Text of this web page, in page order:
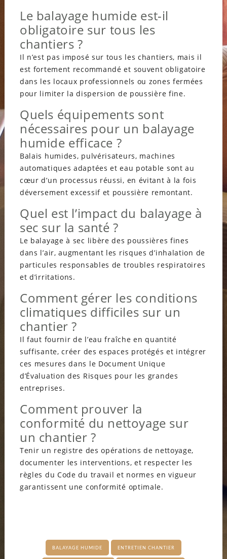
Le balayage humide est-il
obligatoire sur tous les
chantiers ?
Il n’est pas imposé sur tous les chantiers, mais il
est fortement recommandé et souvent obligatoire
dans les locaux professionnels ou zones fermées
pour limiter la dispersion de poussière fine.
Quels équipements sont
nécessaires pour un balayage
humide efficace ?
Balais humides, pulvérisateurs, machines
automatiques adaptées et eau potable sont au
cœur d’un processus réussi, en évitant à la fois
déversement excessif et poussière remontant.
Quel est l’impact du balayage à
sec sur la santé ?
Le balayage à sec libère des poussières fines
dans l’air, augmentant les risques d’inhalation de
particules responsables de troubles respiratoires
et d’irritations.
Comment gérer les conditions
climatiques difficiles sur un
chantier ?
Il faut fournir de l’eau fraîche en quantité
suffisante, créer des espaces protégés et intégrer
ces mesures dans le Document Unique
d’Évaluation des Risques pour les grandes
entreprises.
Comment prouver la
conformité du nettoyage sur
un chantier ?
Tenir un registre des opérations de nettoyage,
documenter les interventions, et respecter les
règles du Code du travail et normes en vigueur
garantissent une conformité optimale.
BALAYAGE HUMIDE ENTRETIEN CHANTIER